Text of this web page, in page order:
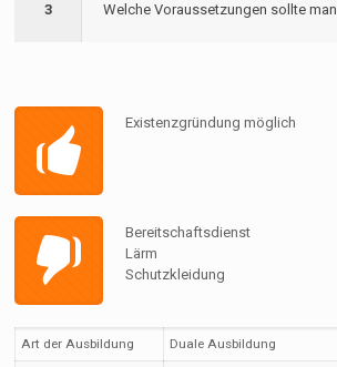
3 Welche Voraussetzungen sollte
Existenzgründung möglich
Bereitschaftsdienst
Lärm
Schutzkleidung
Art der Ausbildung Duale Ausbildung